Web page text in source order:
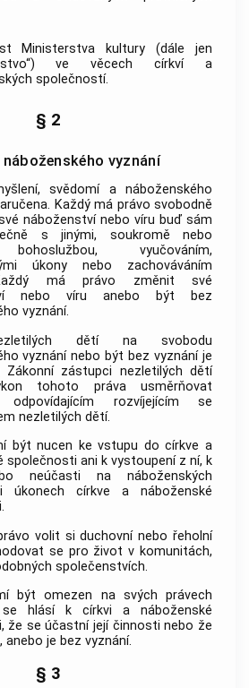
Ministerstva kultury (dále jen
ve věcechcírkví a
společností.
§ 2
vyznání
svědomí a náboženského
Každý má právo svobodně
náboženství nebo víru buď sám
s jinými, soukromě nebo
vyučováním,
úkony nebo zachováváním
má právo změnit své
nebo víru anebo být bez
vyznání.
dětí na svobodu
vyznání nebo být bez vyznání je
Zákonní zástupci nezletilých dětí
tohoto práva usměrňovat
odpovídajícím rozvíjejícím se
nezletilých dětí.
být nucen ke vstupu docírkve a
společnosti ani k vystoupení z ní, k
neúčasti na náboženských
úkonechcírkve a náboženské
.
volit si duchovní nebo řeholní
se pro život v komunitách,
společenstvích.
být omezen na svých právech
se hlásí kcírkvi a náboženské
, že se účastní její činnosti nebo že
anebo je bez vyznání.
§ 3